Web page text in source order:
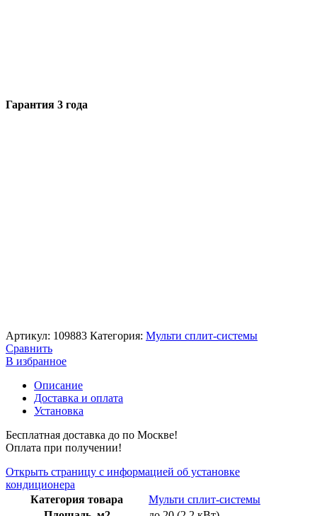
Гарантия 3 года
Артикул: 109883 Категория: Мульти сплит-системы
Сравнить
В избранное
Описание
Доставка и оплата
Установка
Бесплатная доставка до по Москве!
Оплата при получении!
Открыть страницу с информацией об установке
кондиционера
Категория товара
Мульти сплит-системы